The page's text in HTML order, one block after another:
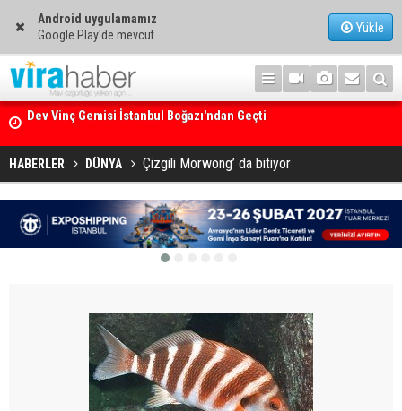
Android uygulamamız
Google Play'de mevcut
Yükle
Ege Denizi’nin En Büyük Mercan Ormanı
HABERLER DÜNYA Çizgili Morwong’ da bitiyor